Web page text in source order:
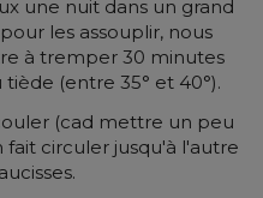
une nuit dans un grand
les assouplir, nous
à tremper 30 minutes
(entre 35° et 40°).
(cad mettre un peu
circuler jusqu'à l'autre